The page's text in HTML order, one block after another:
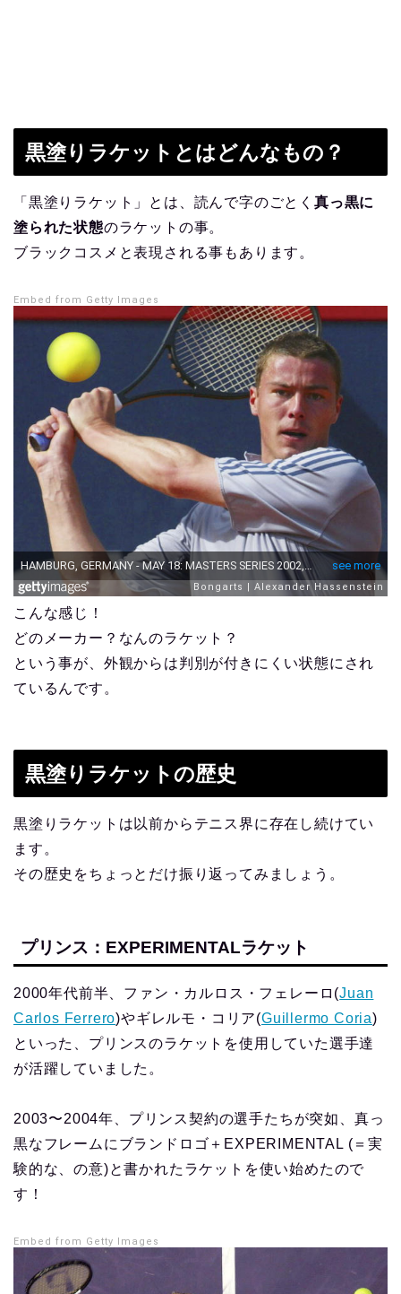
黒塗りラケットとはどんなもの？
「黒塗りラケット」とは、読んで字のごとく 真っ黒に
塗られた状態のラケットの事。
ブラックコスメと表現される事もあります。
Embed from Getty Images
こんな感じ！
どのメーカー？なんのラケット？
という事が、外観からは判別が付きにくい状態にされ
ているんです。
黒塗りラケットの歴史
黒塗りラケットは以前からテニス界に存在し続けてい
ます。
その歴史をちょっとだけ振り返ってみましょう。
プリンス：EXPERIMENTALラケット
2000年代前半、ファン・カルロス・フェレーロ(Juan
Carlos Ferrero)やギレルモ・コリア(Guillermo Coria)
といった、プリンスのラケットを使用していた選手達
が活躍していました。
2003〜2004年、プリンス契約の選手たちが突如、真っ
黒なフレームにブランドロゴ＋EXPERIMENTAL (＝実
験的な、の意)と書かれたラケットを使い始めたので
す！
Embed from Getty Images